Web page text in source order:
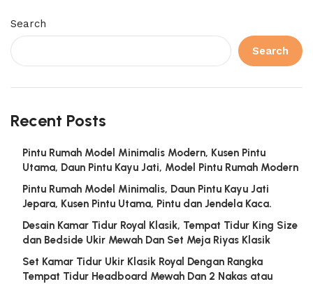
Search
Search
Recent Posts
Pintu Rumah Model Minimalis Modern, Kusen Pintu
Utama, Daun Pintu Kayu Jati, Model Pintu Rumah Modern
Pintu Rumah Model Minimalis, Daun Pintu Kayu Jati
Jepara, Kusen Pintu Utama, Pintu dan Jendela Kaca.
Desain Kamar Tidur Royal Klasik, Tempat Tidur King Size
dan Bedside Ukir Mewah Dan Set Meja Riyas Klasik
Set Kamar Tidur Ukir Klasik Royal Dengan Rangka
Tempat Tidur Headboard Mewah Dan 2 Nakas atau